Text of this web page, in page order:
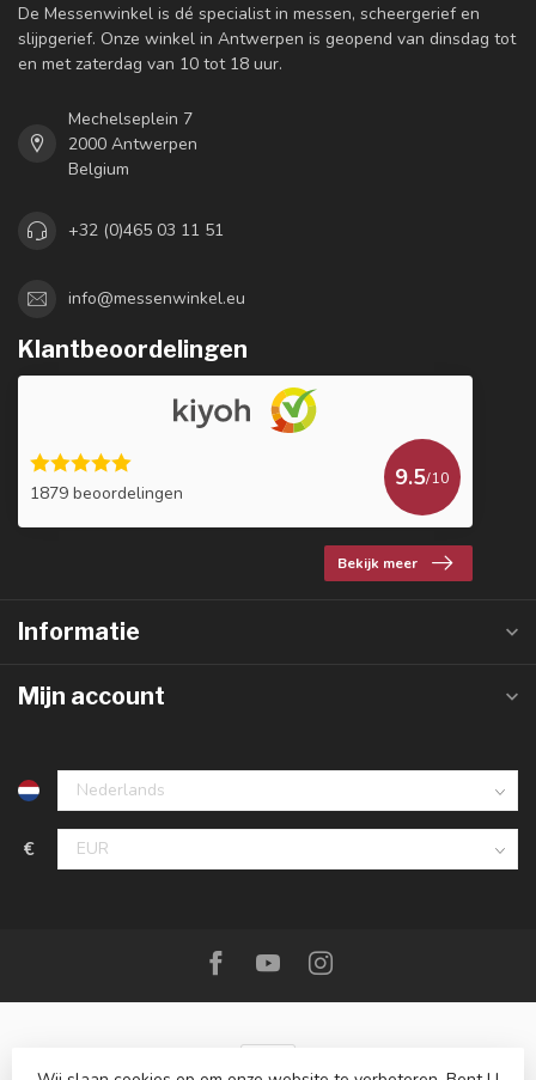
De Messenwinkel is dé specialist in messen, scheergerief en
slijpgerief. Onze winkel in Antwerpen is geopend van dinsdag tot
en met zaterdag van 10 tot 18 uur.
Mechelseplein 7
2000 Antwerpen
Belgium
+32 (0)465 03 11 51
info@messenwinkel.eu
Klantbeoordelingen
1879 beoordelingen
9.5/10
Bekijk meer
Informatie
Mijn account
€